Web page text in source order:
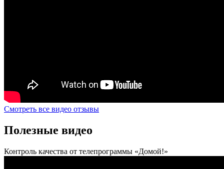
Смотреть все видео отзывы
Полезные видео
Контроль качества от телепрограммы «Домой!»